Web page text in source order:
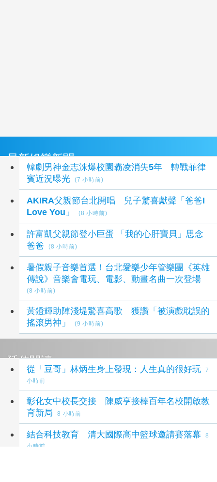
最新娛樂新聞
韓劇男神金志洙爆校園霸凌消失5年 轉戰菲律
賓近況曝光
(7 小時前)
AKIRA父親節台北開唱 兒子驚喜獻聲「爸爸I
Love You」
(8 小時前)
許富凱父親節登小巨蛋 「我的心肝寶貝」思念
爸爸
(8 小時前)
暑假親子音樂首選！台北愛樂少年管樂團《英雄
傳說》音樂會電玩、電影、動畫名曲一次登場
(8 小時前)
黃鐙輝助陣淺堤驚喜高歌 獲讚「被演戲耽誤的
搖滾男神」
(9 小時前)
延伸閱讀
從「豆哥」林炳生身上發現：人生真的很好玩
7
小時前
彰化女中校長交接 陳威亨接棒百年名校開啟教
育新局
8 小時前
結合科技教育 清大國際高中籃球邀請賽落幕
8
小時前